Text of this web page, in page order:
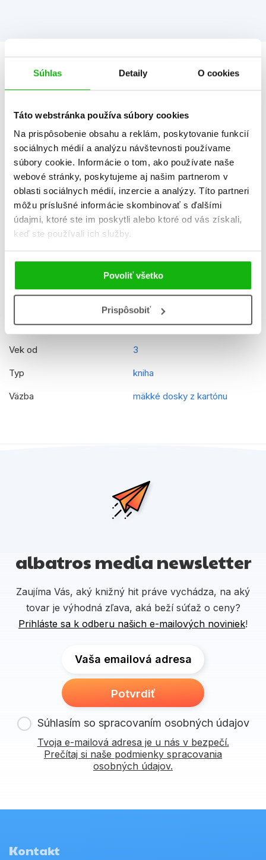
Súhlas Detaily O cookies
Táto webstránka používa súbory cookies
Na prispôsobenie obsahu a reklám, poskytovanie funkcií
sociálnych médií a analýzu návštevnosti používame
súbory cookie. Informácie o tom, ako používate naše
webové stránky, poskytujeme aj našim partnerom v
oblasti sociálnych médií, inzercie a analýzy. Títo partneri
môžu príslušné informácie skombinovať s ďalšími
údajmi, ktoré ste im poskytli alebo ktoré od vás získali,
keď ste používali ich služby.
Povoliť všetko
Prispôsobiť
Informácie
Žáner rozprávka
Počet strán 128
K stiahnutiu Ukážka.pdf
Dátum vydania 1.2.2016
Formát 160x160 mm
Hmotnosť
Walt Disney
EAN 9788025236246
Vek od 3
Typ kniha
Väzba mäkké dosky z kartónu
albatros media newsletter
Zaujíma Vás, aký knižný hit práve vychádza, na aký
tovar je výhodná zľava, aká beží súťaž o ceny?
Prihláste sa k odberu našich e-mailových noviniek!
Vaša emailová adresa
Potvrdiť
Súhlasím so spracovaním osobných údajov
Tvoja e-mailová adresa je u nás v bezpečí.
Prečítaj si naše podmienky spracovania
osobných údajov.
Kontakt